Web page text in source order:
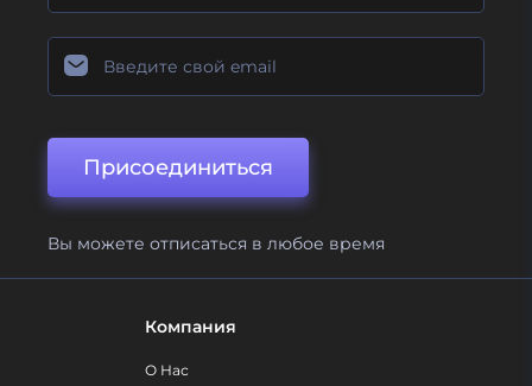
Присоединиться
Вы можете отписаться в любое время
Компания
О Нас